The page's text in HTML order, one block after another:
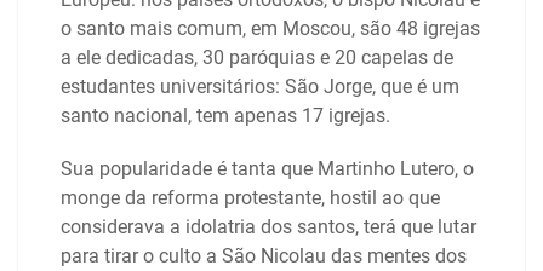
o santo mais comum, em Moscou, são 48 igrejas
a ele dedicadas, 30 paróquias e 20 capelas de
estudantes universitários: São Jorge, que é um
santo nacional, tem apenas 17 igrejas.
Sua popularidade é tanta que Martinho Lutero, o
monge da reforma protestante, hostil ao que
considerava a idolatria dos santos, terá que lutar
para tirar o culto a São Nicolau das mentes dos